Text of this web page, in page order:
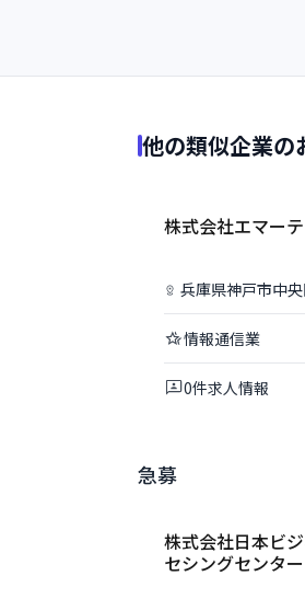
他の類似企業の
株式会社エマー
兵庫県神戸市中
情報通信業
0件求人情報
急募
株式会社日本ビ
セシングセンター